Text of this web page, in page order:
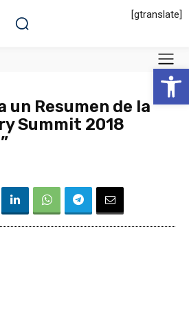
Abrir
[gtranslate]
un Resumen de la
Summit 2018